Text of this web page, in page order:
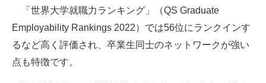
「世界大学就職力ランキング」（QS Graduate
Employability Rankings 2022）では56位にランクインす
るなど高く評価され、卒業生同士のネットワークが強い
点も特徴です。